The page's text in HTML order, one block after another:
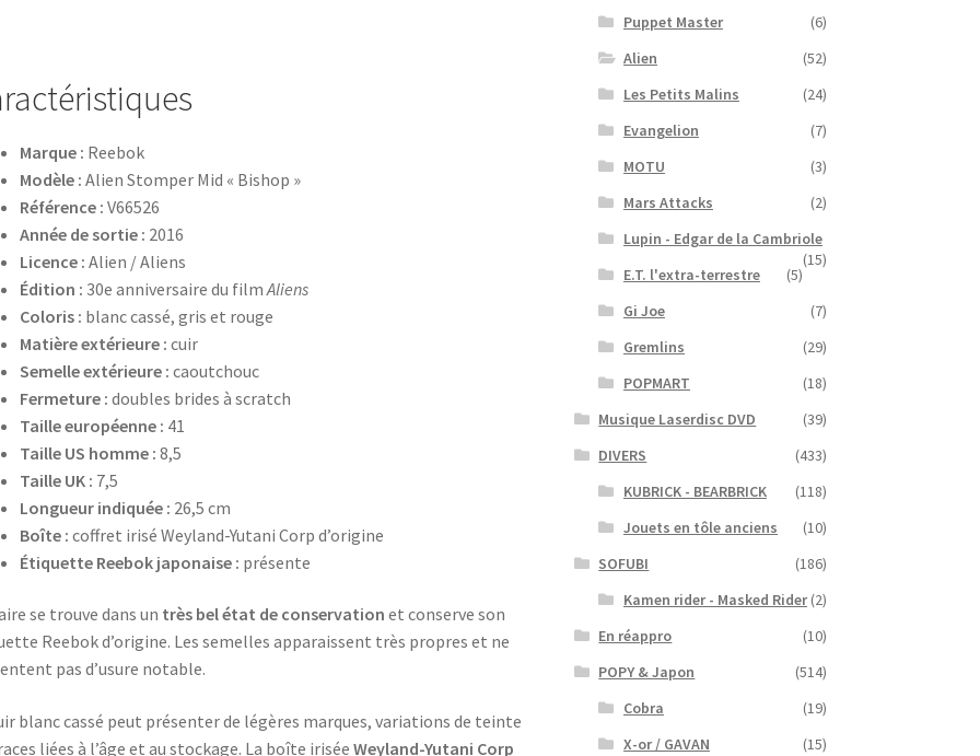
Marque : Reebok
Modèle : Alien Stomper Mid « Bishop »
Référence : V66526
Année de sortie : 2016
Licence : Alien / Aliens
Édition : 30e anniversaire du film Aliens
Coloris : blanc cassé, gris et rouge
Matière extérieure : cuir
Semelle extérieure : caoutchouc
Fermeture : doubles brides à scratch
Taille européenne : 41
Taille US homme : 8,5
Taille UK : 7,5
Longueur indiquée : 26,5 cm
Boîte : coffret irisé Weyland-Yutani Corp d’origine
Étiquette Reebok japonaise : présente
se trouve dans un très bel état de conservation et conserve son
Reebok d’origine. Les semelles apparaissent très propres et ne
pas d’usure notable.
blanc cassé peut présenter de légères marques, variations de teinte
liées à l’âge et au stockage. La boîte irisée Weyland-Yutani Corp
Puppet Master
(6)
Alien
(52)
Les Petits Malins
(24)
Evangelion
(7)
MOTU
(3)
Mars Attacks
(2)
Lupin - Edgar de la Cambriole
(15)
E.T. l'extra-terrestre
(5)
Gi Joe
(7)
Gremlins
(29)
POPMART
(18)
Musique Laserdisc DVD
(39)
DIVERS
(433)
KUBRICK - BEARBRICK
(118)
Jouets en tôle anciens
(10)
SOFUBI
(186)
Kamen rider - Masked Rider (2)
En réappro
(10)
POPY & Japon
(514)
Cobra
(19)
X-or / GAVAN
(15)